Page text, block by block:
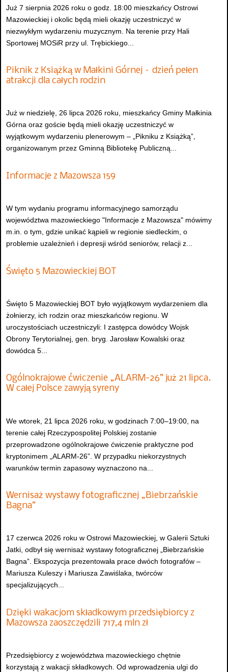
Już 7 sierpnia 2026 roku o godz. 18:00 mieszkańcy Ostrowi
Mazowieckiej i okolic będą mieli okazję uczestniczyć w
niezwykłym wydarzeniu muzycznym. Na terenie przy Hali
Sportowej MOSiR przy ul. Trębickiego...
Piknik z Książką w Małkini Górnej – dzień pełen
atrakcji dla całych rodzin
Już w niedzielę, 26 lipca 2026 roku, mieszkańcy Gminy Małkinia
Górna oraz goście będą mieli okazję uczestniczyć w
wyjątkowym wydarzeniu plenerowym – „Pikniku z Książką”,
organizowanym przez Gminną Bibliotekę Publiczną...
Informacje z Mazowsza 159
W tym wydaniu programu informacyjnego samorządu
województwa mazowieckiego "Informacje z Mazowsza" mówimy
m.in. o tym, gdzie unikać kąpieli w regionie siedleckim, o
problemie uzależnień i depresji wśród seniorów, relacji z...
Święto 5 Mazowieckiej BOT
Święto 5 Mazowieckiej BOT było wyjątkowym wydarzeniem dla
żołnierzy, ich rodzin oraz mieszkańców regionu. W
uroczystościach uczestniczyli: I zastępca dowódcy Wojsk
Obrony Terytorialnej, gen. bryg. Jarosław Kowalski oraz
dowódca 5...
Ogólnokrajowe ćwiczenie „ALARM-26” już 21 lipca.
W całej Polsce zawyją syreny
We wtorek, 21 lipca 2026 roku, w godzinach 7:00–19:00, na
terenie całej Rzeczypospolitej Polskiej zostanie
przeprowadzone ogólnokrajowe ćwiczenie praktyczne pod
kryptonimem „ALARM-26”. W przypadku niekorzystnych
warunków termin zapasowy wyznaczono na...
Wernisaż wystawy fotograficznej „Biebrzańskie
Bagna”
17 czerwca 2026 roku w Ostrowi Mazowieckiej, w Galerii Sztuki
Jatki, odbył się wernisaż wystawy fotograficznej „Biebrzańskie
Bagna”. Ekspozycja prezentowała prace dwóch fotografów –
Mariusza Kuleszy i Mariusza Zawiślaka, twórców
specjalizujących...
Dzięki wakacjom składkowym przedsiębiorcy z
Mazowsza zaoszczędzili 717,4 mln zł
Przedsiębiorcy z województwa mazowieckiego chętnie
korzystają z wakacji składkowych. Od wprowadzenia ulgi do